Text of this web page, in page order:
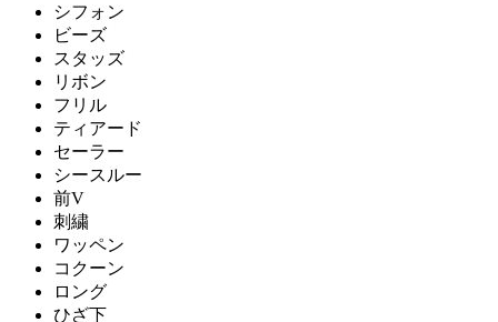
シフォン
ビーズ
スタッズ
リボン
フリル
ティアード
セーラー
シースルー
前V
刺繍
ワッペン
コクーン
ロング
ひざ下